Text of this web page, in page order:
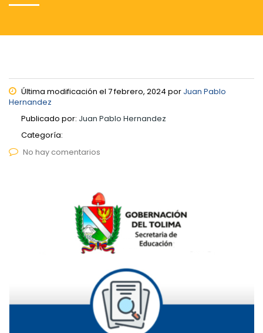
Última modificación el 7 febrero, 2024 por Juan Pablo
Hernandez
Publicado por: Juan Pablo Hernandez
Categoría:
No hay comentarios